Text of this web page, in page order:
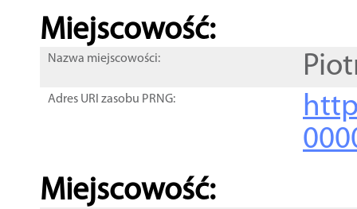
Miejscowość:
Nazwa miejscowości:
Adres URI zasobu PRNG:
Miejscowość: